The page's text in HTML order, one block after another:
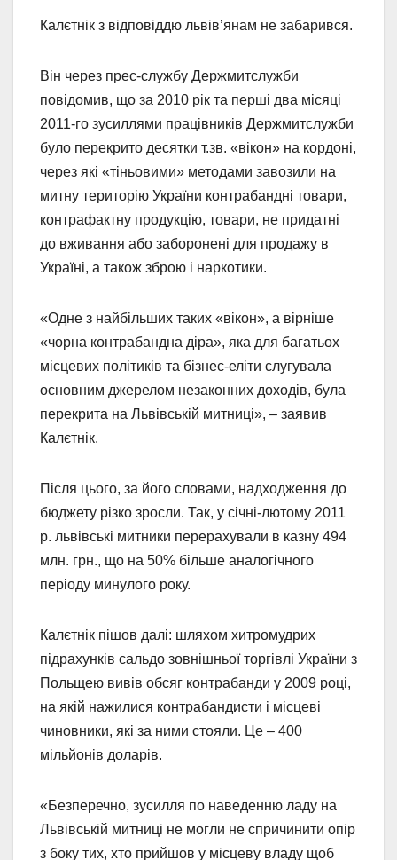
Калєтнік з відповіддю львів’янам не забарився.
Він через прес-службу Держмитслужби
повідомив, що за 2010 рік та перші два місяці
2011-го зусиллями працівників Держмитслужби
було перекрито десятки т.зв. «вікон» на кордоні,
через які «тіньовими» методами завозили на
митну територію України контрабандні товари,
контрафактну продукцію, товари, не придатні
до вживання або заборонені для продажу в
Україні, а також зброю і наркотики.
«Одне з найбільших таких «вікон», а вірніше
«чорна контрабандна діра», яка для багатьох
місцевих політиків та бізнес-еліти слугувала
основним джерелом незаконних доходів, була
перекрита на Львівській митниці», – заявив
Калєтнік.
Після цього, за його словами, надходження до
бюджету різко зросли. Так, у січні-лютому 2011
р. львівські митники перерахували в казну 494
млн. грн., що на 50% більше аналогічного
періоду минулого року.
Калєтнік пішов далі: шляхом хитромудрих
підрахунків сальдо зовнішньої торгівлі України з
Польщею вивів обсяг контрабанди у 2009 році,
на якій нажилися контрабандисти і місцеві
чиновники, які за ними стояли. Це – 400
мільйонів доларів.
«Безперечно, зусилля по наведенню ладу на
Львівській митниці не могли не спричинити опір
з боку тих, хто прийшов у місцеву владу щоб